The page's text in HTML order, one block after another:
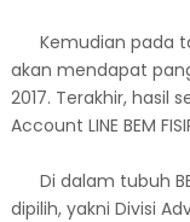
Kemudian pada
akan mendapat
2017. Terakhir, hasil
Account LINE BEM
Di dalam tubuh
dipilih, yakni Divisi